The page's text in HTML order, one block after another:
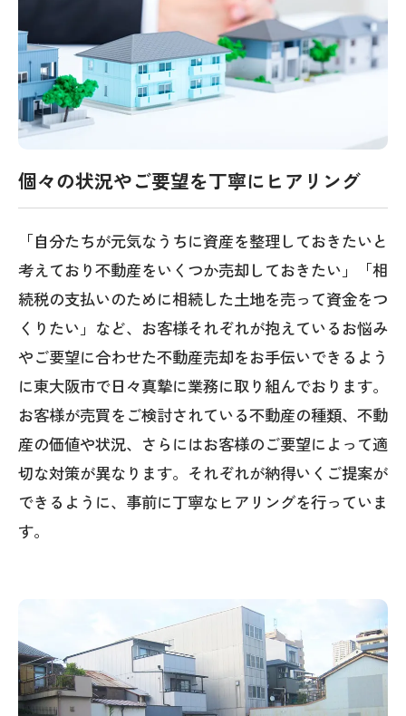
個々の状況やご要望を丁寧にヒアリング
「自分たちが元気なうちに資産を整理しておきたいと
考えており不動産をいくつか売却しておきたい」「相
続税の支払いのために相続した土地を売って資金をつ
くりたい」など、お客様それぞれが抱えているお悩み
やご要望に合わせた不動産売却をお手伝いできるよう
に東大阪市で日々真摯に業務に取り組んでおります。
お客様が売買をご検討されている不動産の種類、不動
産の価値や状況、さらにはお客様のご要望によって適
切な対策が異なります。それぞれが納得いくご提案が
できるように、事前に丁寧なヒアリングを行っていま
す。